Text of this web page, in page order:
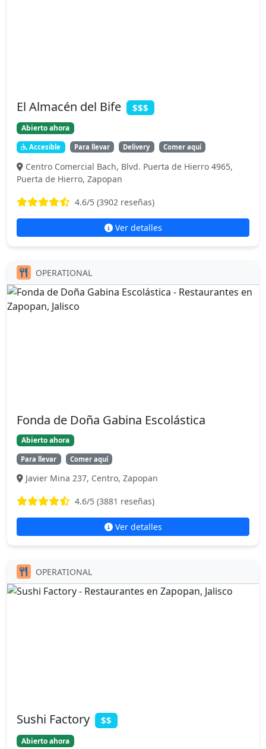
El Almacén del Bife $$$
Abierto ahora
Accesible Para llevar Delivery Comer aquí
Centro Comercial Bach, Blvd. Puerta de Hierro 4965,
Puerta de Hierro, Zapopan
4.6/5 (3902 reseñas)
Ver detalles
OPERATIONAL
Fonda de Doña Gabina Escolástica
Abierto ahora
Para llevar Comer aquí
Javier Mina 237, Centro, Zapopan
4.6/5 (3881 reseñas)
Ver detalles
OPERATIONAL
Sushi Factory $$
Abierto ahora